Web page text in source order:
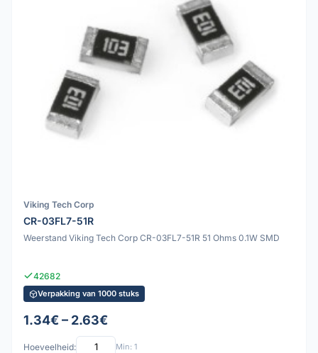
Viking Tech Corp
CR-03FL7-51R
Weerstand Viking Tech Corp CR-03FL7-51R 51 Ohms 0.1W SMD
42682
Verpakking van 1000 stuks
1.34€ – 2.63€
Hoeveelheid: Min: 1